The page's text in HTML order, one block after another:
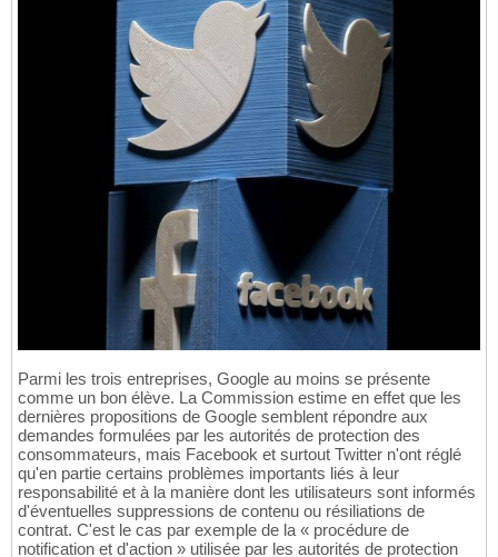
Parmi les trois entreprises, Google au moins se présente
comme un bon élève. La Commission estime en effet que les
dernières propositions de Google semblent répondre aux
demandes formulées par les autorités de protection des
consommateurs, mais Facebook et surtout Twitter n'ont réglé
qu'en partie certains problèmes importants liés à leur
responsabilité et à la manière dont les utilisateurs sont informés
d'éventuelles suppressions de contenu ou résiliations de
contrat. C'est le cas par exemple de la « procédure de
notification et d'action » utilisée par les autorités de protection